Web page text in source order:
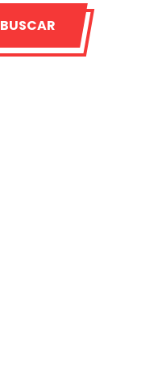
BUSCAR